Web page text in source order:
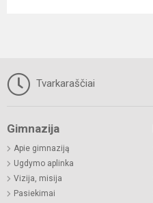
Tvarkaraščiai
Gimnazija
Apie gimnaziją
Ugdymo aplinka
Vizija, misija
Pasiekimai